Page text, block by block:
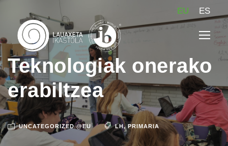
EU ES
Teknologiak onerako
erabiltzea
UNCATEGORIZED @EU LH, PRIMARIA